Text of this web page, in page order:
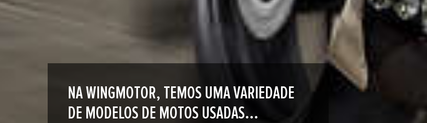
NA WINGMOTOR, TEMOS UMA VARIEDADE
DE MODELOS DE MOTOS USADAS...